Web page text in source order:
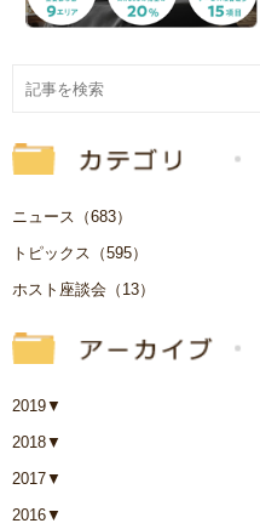
ニュース（683）
トピックス（595）
ホスト座談会（13）
2019▼
2018▼
2017▼
2016▼